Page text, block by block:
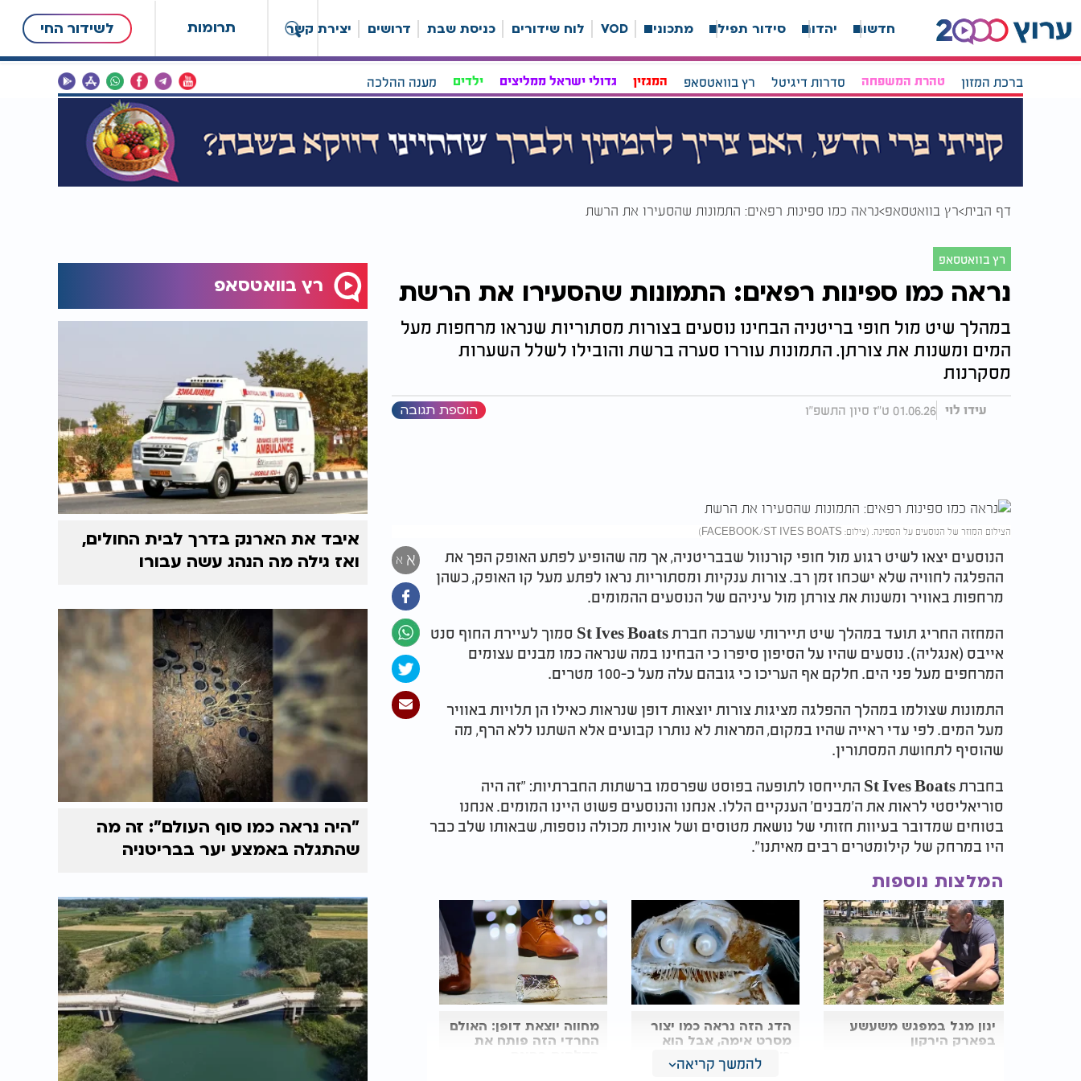
תרומות לשידור החי חדשות יהדות סידור תפילה מתכונים VOD לוח שידורים כניסת שבת דרושים יצירת קשר
ברכת המזון טהרת המשפחה סדרות דיגיטל רץ בוואטסאפ המגזין גדולי ישראל ממליצים ילדים מענה ההלכה
דף הבית רץ בוואטסאפ נראה כמו ספינות רפאים: התמונות שהסעירו את הרשת
רץ בוואטסאפ
נראה כמו ספינות רפאים: התמונות שהסעירו את הרשת
במהלך שיט מול חופי בריטניה הבחינו נוסעים בצורות מסתוריות שנראו מרחפות מעל
המים ומשנות את צורתן. התמונות עוררו סערה ברשת והובילו לשלל השערות
מסקרנות
עידו לוי 01.06.26 ט"ז סיון התשפ"ו הוספת תגובה
הצילום המוזר של הנוסעים על הספינה. (צילום: FACEBOOK/ST IVES BOATS)
א א
הנוסעים יצאו לשיט רגוע מול חופי קורנוול שבבריטניה, אך מה שהופיע לפתע האופק הפך את
ההפלגה לחוויה שלא ישכחו זמן רב. צורות ענקיות ומסתוריות נראו לפתע מעל קו האופק, כשהן
מרחפות באוויר ומשנות את צורתן מול עיניהם של הנוסעים ההמומים.
המחזה החריג תועד במהלך שיט תיירותי שערכה חברת St Ives Boats סמוך לעיירת החוף סנט
אייבס (אנגליה). נוסעים שהיו על הסיפון סיפרו כי הבחינו במה שנראה כמו מבנים עצומים
המרחפים מעל פני הים. חלקם אף העריכו כי גובהם עלה מעל כ-100 מטרים.
התמונות שצולמו במהלך ההפלגה מציגות צורות יוצאות דופן שנראות כאילו הן תלויות באוויר
מעל המים. לפי עדי ראייה שהיו במקום, המראות לא נותרו קבועים אלא השתנו ללא הרף, מה
שהוסיף לתחושת המסתורין.
בחברת St Ives Boats התייחסו לתופעה בפוסט שפרסמו ברשתות החברתיות: "זה היה
סוריאליסטי לראות את ה'מבנים' הענקיים הללו. אנחנו והנוסעים פשוט היינו המומים. אנחנו
בטוחים שמדובר בעיוות חזותי של נושאת מטוסים ושל אוניות מכולה נוספות, שבאותו שלב כבר
היו במרחק של קילומטרים רבים מאיתנו".
המלצות נוספות
ינון מגל במפגש משעשע
בפארק הירקון
הדג הזה נראה כמו יצור
מסרט אימה, אבל הוא
באמת קיים
מחווה יוצאת דופן: האולם
החרדי הזה פותח את
להמשך קריאה
רץ בוואטסאפ
איבד את הארנק בדרך לבית החולים,
ואז גילה מה הנהג עשה עבורו
"היה נראה כמו סוף העולם": זה מה
שהתגלה באמצע יער בבריטניה